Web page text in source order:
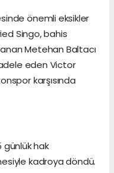
önemli eksikler
Singo, bahis
Metehan Baltacı
eden Victor
karşısında
günlük hak
kadroya döndü.